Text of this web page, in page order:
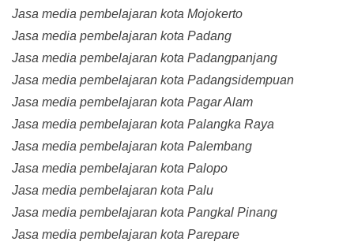
Jasa media pembelajaran kota Mojokerto
Jasa media pembelajaran kota Padang
Jasa media pembelajaran kota Padangpanjang
Jasa media pembelajaran kota Padangsidempuan
Jasa media pembelajaran kota Pagar Alam
Jasa media pembelajaran kota Palangka Raya
Jasa media pembelajaran kota Palembang
Jasa media pembelajaran kota Palopo
Jasa media pembelajaran kota Palu
Jasa media pembelajaran kota Pangkal Pinang
Jasa media pembelajaran kota Parepare